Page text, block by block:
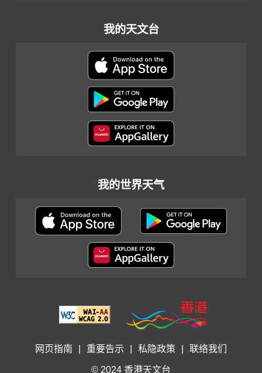
我的天文台
我的世界天气
网页指南 重要告示 私隐政策 联络我们
© 2024 香港天文台